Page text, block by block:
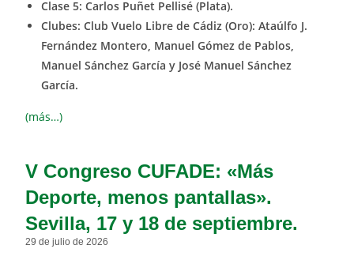
Clase 5: Carlos Puñet Pellisé (Plata).
Clubes: Club Vuelo Libre de Cádiz (Oro): Ataúlfo J.
Fernández Montero, Manuel Gómez de Pablos,
Manuel Sánchez García y José Manuel Sánchez
García.
(más…)
V Congreso CUFADE: «Más
Deporte, menos pantallas».
Sevilla, 17 y 18 de septiembre.
29 de julio de 2026